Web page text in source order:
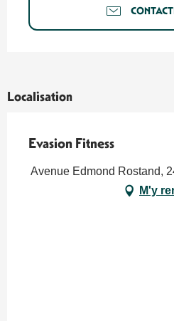
Localisation
Evasion Fitness
Avenue Edmond Rostand,
M'y